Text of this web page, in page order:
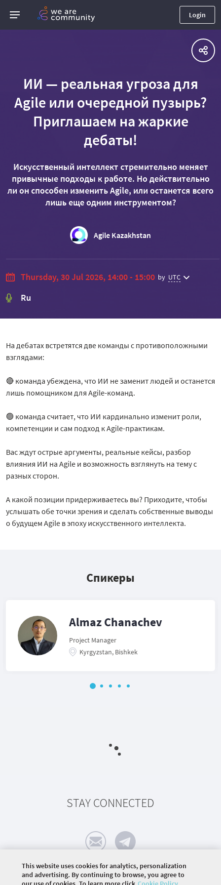
Login
ИИ — реальная угроза для
Agile или очередной пузырь?
Приглашаем на жаркие
дебаты!
Искусственный интеллект стремительно меняет
привычные подходы к работе. Но действительно
ли он способен изменить Agile, или останется всего
лишь еще одним инструментом?
Agile Kazakhstan
Thursday, 30 Jul 2026, 14:00 - 15:00 by UTC
Ru
На дебатах встретятся две команды с противоположными
взглядами:
🔴 команда убеждена, что ИИ не заменит людей и останется
лишь помощником для Agile-команд.
🟢 команда считает, что ИИ кардинально изменит роли,
компетенции и сам подход к Agile-практикам.
Вас ждут острые аргументы, реальные кейсы, разбор
влияния ИИ на Agile и возможность взглянуть на тему с
разных сторон.
А какой позиции придерживаетесь вы? Приходите, чтобы
услышать обе точки зрения и сделать собственные выводы
о будущем Agile в эпоху искусственного интеллекта.
Спикеры
Almaz Chanachev
Project Manager
Kyrgyzstan, Bishkek
STAY CONNECTED
This website uses cookies for analytics, personalization
and advertising. By continuing to browse, you agree to